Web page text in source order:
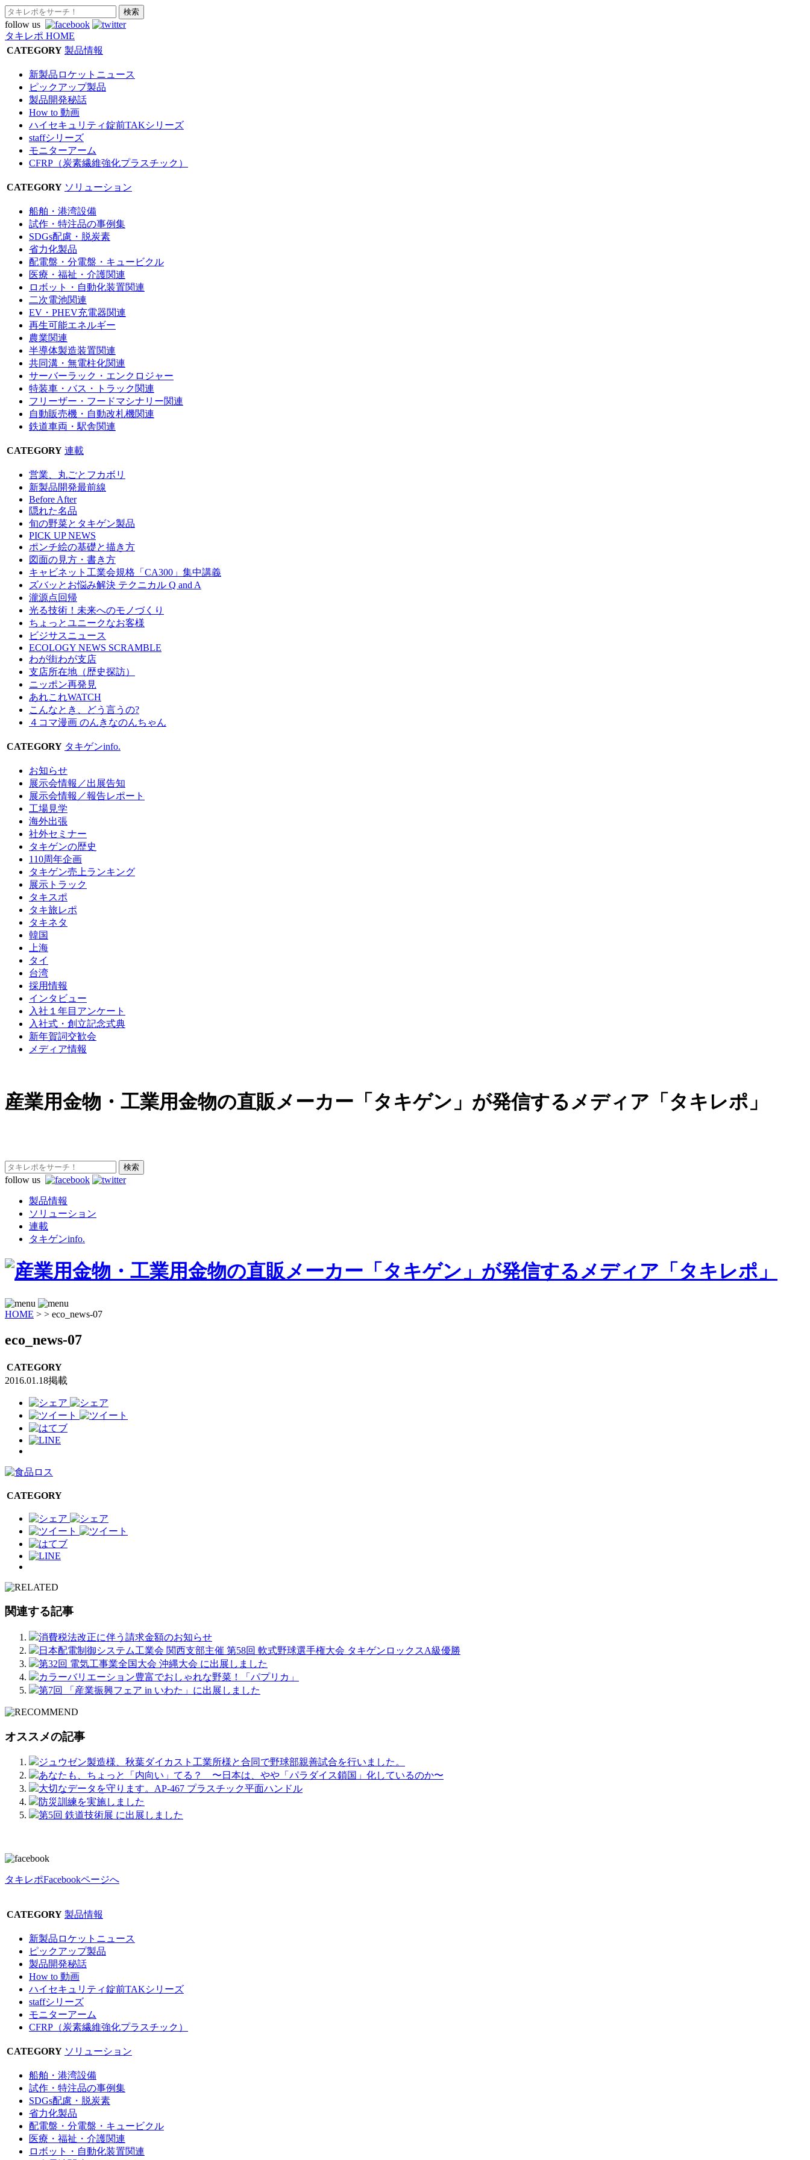
follow us
タキレポ HOME
CATEGORY 製品情報
新製品ロケットニュース
ピックアップ製品
製品開発秘話
How to 動画
ハイセキュリティ錠前TAKシリーズ
staffシリーズ
モニターアーム
CFRP（炭素繊維強化プラスチック）
CATEGORY ソリューション
船舶・港湾設備
試作・特注品の事例集
SDGs配慮・脱炭素
省力化製品
配電盤・分電盤・キュービクル
医療・福祉・介護関連
ロボット・自動化装置関連
二次電池関連
EV・PHEV充電器関連
再生可能エネルギー
農業関連
半導体製造装置関連
共同溝・無電柱化関連
サーバーラック・エンクロジャー
特装車・バス・トラック関連
フリーザー・フードマシナリー関連
自動販売機・自動改札機関連
鉄道車両・駅舎関連
CATEGORY 連載
営業、丸ごとフカボリ
新製品開発最前線
Before After
隠れた名品
旬の野菜とタキゲン製品
PICK UP NEWS
ポンチ絵の基礎と描き方
図面の見方・書き方
キャビネット工業会規格「CA300」集中講義
ズバッとお悩み解決 テクニカル Q and A
瀧源点回帰
光る技術！未来へのモノづくり
ちょっとユニークなお客様
ビジサスニュース
ECOLOGY NEWS SCRAMBLE
わが街わが支店
支店所在地（歴史探訪）
ニッポン再発見
あれこれWATCH
こんなとき、どう言うの?
４コマ漫画 のんきなのんちゃん
CATEGORY タキゲンinfo.
お知らせ
展示会情報／出展告知
展示会情報／報告レポート
工場見学
海外出張
社外セミナー
タキゲンの歴史
110周年企画
タキゲン売上ランキング
展示トラック
タキスポ
タキ旅レポ
タキネタ
韓国
上海
タイ
台湾
採用情報
インタビュー
入社１年目アンケート
入社式・創立記念式典
新年賀詞交歓会
メディア情報
産業用金物・工業用金物の直販メーカー「タキゲン」が発信するメディア「タキレポ」
follow us
製品情報
ソリューション
連載
タキゲンinfo.
HOME > > eco_news-07
eco_news-07
CATEGORY
2016.01.18掲載
CATEGORY
関連する記事
消費税法改正に伴う請求金額のお知らせ
日本配電制御システム工業会 関西支部主催 第58回 軟式野球選手権大会 タキゲンロックスA級優勝
第32回 電気工事業全国大会 沖縄大会 に出展しました
カラーバリエーション豊富でおしゃれな野菜！「パプリカ」
第7回 「産業振興フェア in いわた」に出展しました
オススメの記事
ジュウゼン製造様、秋葉ダイカスト工業所様と合同で野球部親善試合を行いました。
あなたも、ちょっと「内向い」てる？ 〜日本は、やや「パラダイス鎖国」化しているのか〜
大切なデータを守ります。AP-467 プラスチック平面ハンドル
防災訓練を実施しました
第5回 鉄道技術展 に出展しました
タキレポFacebookページへ
CATEGORY 製品情報
新製品ロケットニュース
ピックアップ製品
製品開発秘話
How to 動画
ハイセキュリティ錠前TAKシリーズ
staffシリーズ
モニターアーム
CFRP（炭素繊維強化プラスチック）
CATEGORY ソリューション
船舶・港湾設備
試作・特注品の事例集
SDGs配慮・脱炭素
省力化製品
配電盤・分電盤・キュービクル
医療・福祉・介護関連
ロボット・自動化装置関連